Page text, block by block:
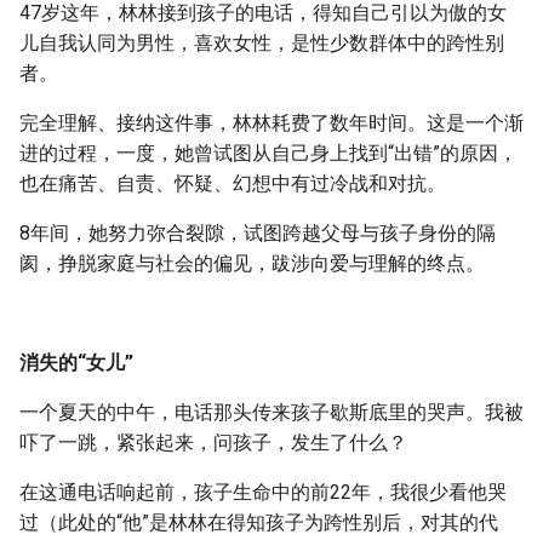
s
e
a
h
47岁这年，林林接到孩子的电话，得知自己引以为傲的女
儿自我认同为男性，喜欢女性，是性少数群体中的跨性别
者。
完全理解、接纳这件事，林林耗费了数年时间。这是一个渐
进的过程，一度，她曾试图从自己身上找到“出错”的原因，
也在痛苦、自责、怀疑、幻想中有过冷战和对抗。
8年间，她努力弥合裂隙，试图跨越父母与孩子身份的隔
阂，挣脱家庭与社会的偏见，跋涉向爱与理解的终点。
消失的“女儿”
一个夏天的中午，电话那头传来孩子歇斯底里的哭声。我被
吓了一跳，紧张起来，问孩子，发生了什么？
在这通电话响起前，孩子生命中的前22年，我很少看他哭
过（此处的“他”是林林在得知孩子为跨性别后，对其的代